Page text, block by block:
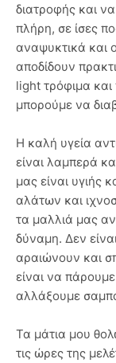
διατροφής και
πλήρη, σε ίσες
αναψυκτικά και
αποδίδουν
light τρόφιμα και
μπορούμε να
Η καλή υγεία
είναι λαμπερά
μας είναι υγιής
αλάτων και
τα μαλλιά μας
δύναμη. Δεν
αραιώνουν και
είναι να
αλλάξουμε
Τα μάτια μου
τις ώρες της